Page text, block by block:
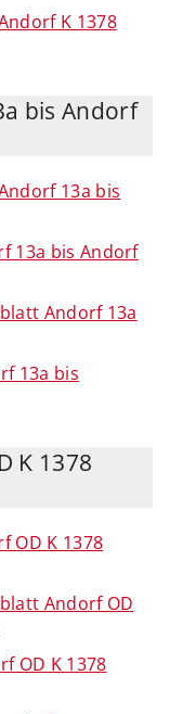
K 1378
bis Andorf
13a bis
13a bis Andorf
Andorf 13a
13a bis
K 1378
OD K 1378
Andorf OD
OD K 1378